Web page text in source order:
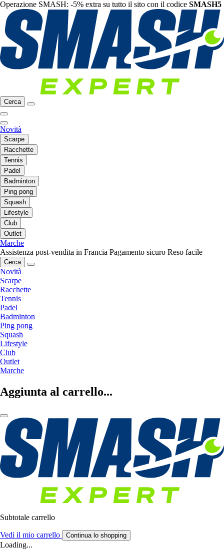
Operazione SMASH: -5% extra su tutto il sito con il codice SMASH5
Cerca
Novità
Scarpe
Racchette
Tennis
Padel
Badminton
Ping pong
Squash
Lifestyle
Club
Outlet
Marche
Assistenza post-vendita in Francia Pagamento sicuro Reso facile
Cerca
Novità
Scarpe
Racchette
Tennis
Padel
Badminton
Ping pong
Squash
Lifestyle
Club
Outlet
Marche
Aggiunta al carrello...
Subtotale carrello
Vedi il mio carrello Continua lo shopping
Loading...